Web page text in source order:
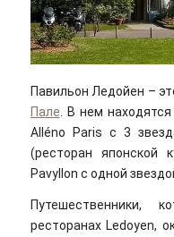
Павильон Ледойен –
Пале . В нем
Alléno Paris с 3
(ресторан японской
Pavyllon с одной
Путешественники,
ресторанах Ledoyen,